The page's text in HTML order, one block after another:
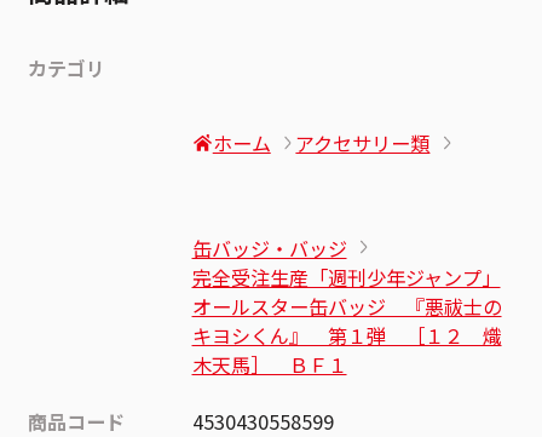
カテゴリ
ホーム アクセサリー類
缶バッジ・バッジ
完全受注生産「週刊少年ジャンプ」
オールスター缶バッジ 『悪祓士の
キヨシくん』 第１弾 ［１２ 熾
木天馬］ ＢＦ１
商品コード
4530430558599